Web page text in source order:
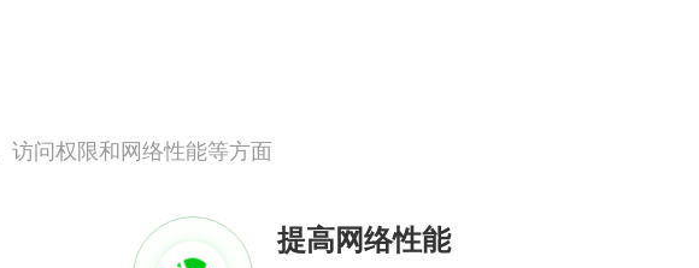
访问权限和网络性能等方面
提高网络性能